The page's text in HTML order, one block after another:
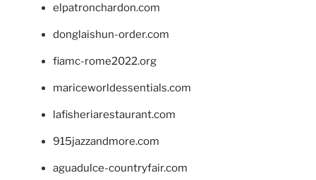
elpatronchardon.com
donglaishun-order.com
fiamc-rome2022.org
mariceworldessentials.com
lafisheriarestaurant.com
915jazzandmore.com
aguadulce-countryfair.com